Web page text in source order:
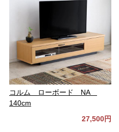
コルム ローボード NA
140cm
27,500円